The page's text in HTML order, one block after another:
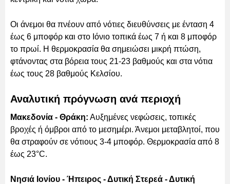
Οι άνεμοι θα πνέουν από νότιες διευθύνσεις με ένταση 4
έως 6 μποφόρ και στο Ιόνιο τοπικά έως 7 ή και 8 μποφόρ
το πρωί. Η θερμοκρασία θα σημειώσει μικρή πτώση,
φτάνοντας στα βόρεια τους 21-23 βαθμούς και στα νότια
έως τους 28 βαθμούς Κελσίου.
Αναλυτική πρόγνωση ανά περιοχή
Μακεδονία - Θράκη: Αυξημένες νεφώσεις, τοπικές
βροχές ή όμβροι από το μεσημέρι. Άνεμοι μεταβλητοί, που
θα στραφούν σε νότιους 3-4 μποφόρ. Θερμοκρασία από 8
έως 23°C.
Νησιά Ιονίου - Ήπειρος - Δυτική Στερεά - Δυτική